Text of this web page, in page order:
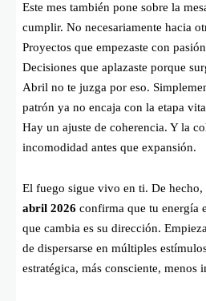
Este mes también pone sobre la
cumplir. No necesariamente hacia
Proyectos que empezaste con
Decisiones que aplazaste porque
Abril no te juzga por eso.
patrón ya no encaja con la etapa
Hay un ajuste de coherencia. Y la
incomodidad antes que expansión.
El fuego sigue vivo en ti. De hecho,
abril 2026 confirma que tu energía
que cambia es su dirección.
de dispersarse en múltiples
estratégica, más consciente, menos